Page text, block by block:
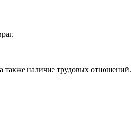
также наличие трудовых отношений.